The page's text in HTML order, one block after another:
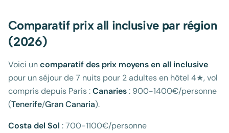
Comparatif prix all inclusive par région
(2026)
Voici uncomparatif des prix moyens en all inclusive
pour un séjour de 7 nuits pour 2 adultes en hôtel 4★, vol
compris depuis Paris :Canaries: 900-1400€/personne
(Tenerife/Gran Canaria).
Costa del Sol : 700-1100€/personne